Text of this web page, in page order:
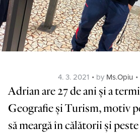
Posted
on
4. 3. 2021 by Ms.Opiu
Adrian are 27 de ani și a
Geografie și Turism, motiv
să meargă în călătorii și